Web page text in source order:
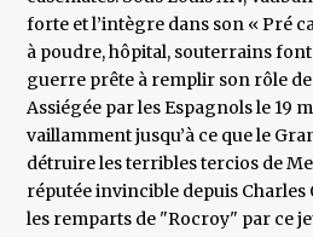
forte et l’intègre dans son « Pré
à poudre, hôpital, souterrains
guerre prête à remplir son rôle
Assiégée par les Espagnols le 19
vaillamment jusqu’à ce que le
détruire les terribles tercios de
réputée invincible depuis Charles
les remparts de "Rocroy" par ce